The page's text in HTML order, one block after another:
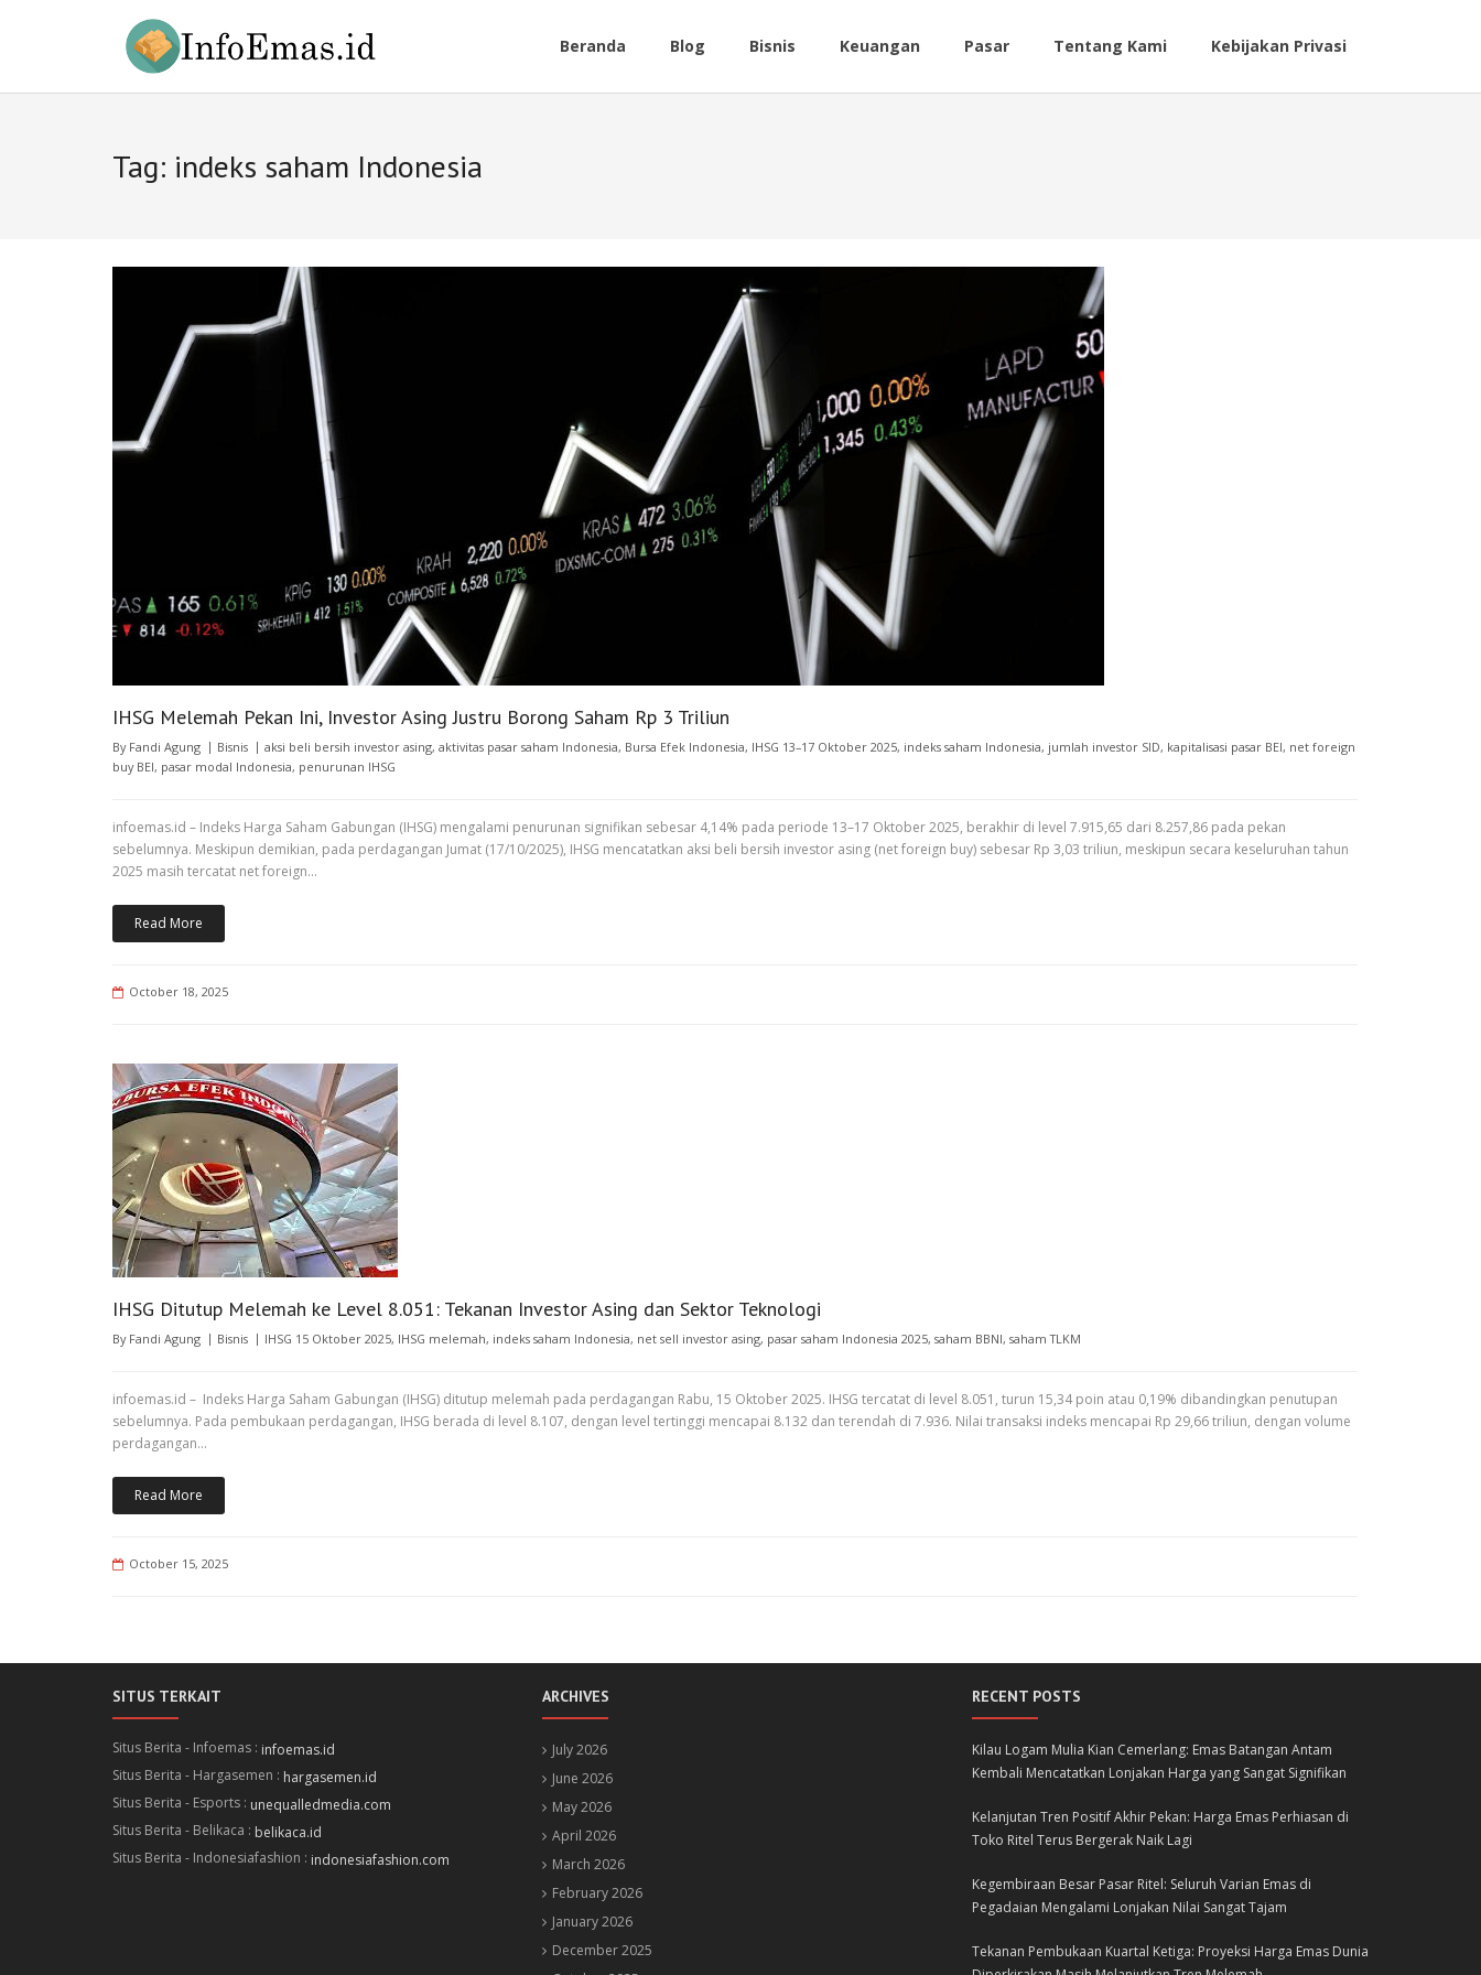
Beranda Blog Bisnis Keuangan Pasar Tentang Kami Kebijakan Privasi
Tag: indeks saham Indonesia
IHSG Melemah Pekan Ini, Investor Asing Justru Borong Saham Rp 3 Triliun
By Fandi Agung Bisnis aksi beli bersih investor asing, aktivitas pasar saham Indonesia, Bursa Efek Indonesia, IHSG 13–17 Oktober 2025, indeks saham Indonesia, jumlah investor SID, kapitalisasi pasar BEI, net foreign
buy BEI, pasar modal Indonesia, penurunan IHSG
infoemas.id – Indeks Harga Saham Gabungan (IHSG) mengalami penurunan signifikan sebesar 4,14% pada periode 13–17 Oktober 2025, berakhir di level 7.915,65 dari 8.257,86 pada pekan
sebelumnya. Meskipun demikian, pada perdagangan Jumat (17/10/2025), IHSG mencatatkan aksi beli bersih investor asing (net foreign buy) sebesar Rp 3,03 triliun, meskipun secara keseluruhan tahun
2025 masih tercatat net foreign…
Read More
October 18, 2025
IHSG Ditutup Melemah ke Level 8.051: Tekanan Investor Asing dan Sektor Teknologi
By Fandi Agung Bisnis IHSG 15 Oktober 2025, IHSG melemah, indeks saham Indonesia, net sell investor asing, pasar saham Indonesia 2025, saham BBNI, saham TLKM
infoemas.id – Indeks Harga Saham Gabungan (IHSG) ditutup melemah pada perdagangan Rabu, 15 Oktober 2025. IHSG tercatat di level 8.051, turun 15,34 poin atau 0,19% dibandingkan penutupan
sebelumnya. Pada pembukaan perdagangan, IHSG berada di level 8.107, dengan level tertinggi mencapai 8.132 dan terendah di 7.936. Nilai transaksi indeks mencapai Rp 29,66 triliun, dengan volume
perdagangan…
Read More
October 15, 2025
SITUS TERKAIT
Situs Berita - Infoemas : infoemas.id
Situs Berita - Hargasemen : hargasemen.id
Situs Berita - Esports : unequalledmedia.com
Situs Berita - Belikaca : belikaca.id
Situs Berita - Indonesiafashion : indonesiafashion.com
ARCHIVES
July 2026
June 2026
May 2026
April 2026
March 2026
February 2026
January 2026
December 2025
RECENT POSTS
Kilau Logam Mulia Kian Cemerlang: Emas Batangan Antam
Kembali Mencatatkan Lonjakan Harga yang Sangat Signifikan
Kelanjutan Tren Positif Akhir Pekan: Harga Emas Perhiasan di
Toko Ritel Terus Bergerak Naik Lagi
Kegembiraan Besar Pasar Ritel: Seluruh Varian Emas di
Pegadaian Mengalami Lonjakan Nilai Sangat Tajam
Tekanan Pembukaan Kuartal Ketiga: Proyeksi Harga Emas Dunia